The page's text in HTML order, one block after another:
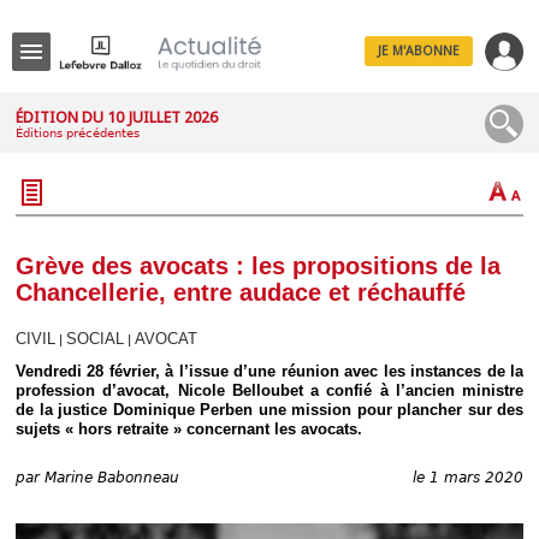
JE M'ABONNE
ÉDITION DU 10 JUILLET 2026
Éditions précédentes
Grève des avocats : les propositions de la
Chancellerie, entre audace et réchauffé
CIVIL SOCIAL
AVOCAT
Vendredi 28 février, à l’issue d’une réunion avec les instances de la
profession d’avocat, Nicole Belloubet a confié à l’ancien ministre
de la justice Dominique Perben une mission pour plancher sur des
sujets « hors retraite » concernant les avocats.
par Marine Babonneau le 1 mars 2020